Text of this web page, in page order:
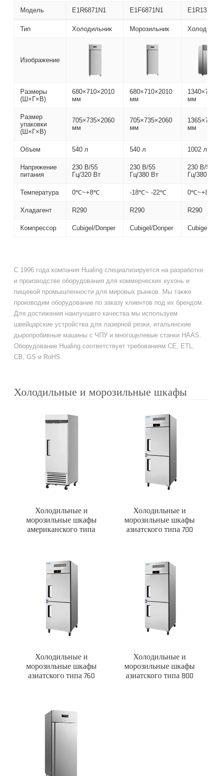
Модель E1R6871N1 E1F6871N1
Тип Холодильник Морозильник
Изображение
Размеры
(Ш×Г×В)
680×710×2010
мм
680×710×2010
мм
мм
Размер
упаковки
(Ш×Г×В)
705×735×2060
мм
705×735×2060
мм
мм
Объем 540 л 540 л 1002 л
Напряжение
питания
230 В/55
Гц/320 Вт
230 В/55
Гц/380 Вт
230 В/55
Гц/380 Вт
Температура 0℃~+8℃ -18℃~ -22℃ 0℃~+8℃
Хладагент R290 R290 R290
Компрессор Cubigel/Donper Cubigel/Donper Cubigel/
С 1996 года компания Hualing специализируется на разработке
и производстве оборудования для коммерческих кухонь и
пищевой промышленности для мировых рынков. Мы также
производим оборудование по заказу клиентов под их брендом.
Для достижения наилучшего качества мы используем
швейцарские устройства для лазерной резки, итальянские
дыропробивные машины с ЧПУ и многоцелевые станки HAAS.
Оборудование Hualing соответствует требованиям CE, ETL,
CB, GS и RoHS.
Холодильные и морозильные шкафы
Холодильные и
морозильные шкафы
американского типа
Холодильные и
морозильные шкафы
азиатского типа 700
Холодильные и
морозильные шкафы
азиатского типа 760
Холодильные и
морозильные шкафы
азиатского типа 800